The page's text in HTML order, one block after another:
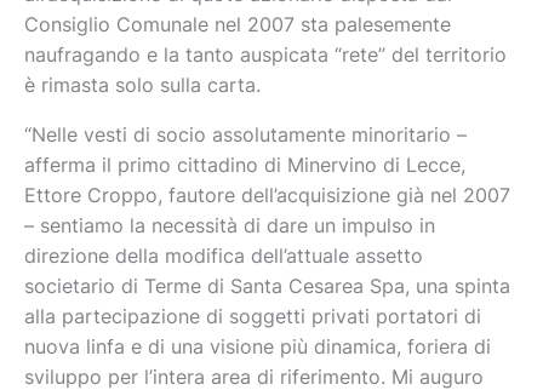
Consiglio Comunale nel 2007 sta palesemente
naufragando e la tanto auspicata “rete” del territorio
è rimasta solo sulla carta.
“Nelle vesti di socio assolutamente minoritario –
afferma il primo cittadino di Minervino di Lecce,
Ettore Croppo, fautore dell’acquisizione già nel 2007
– sentiamo la necessità di dare un impulso in
direzione della modifica dell’attuale assetto
societario di Terme di Santa Cesarea Spa, una spinta
alla partecipazione di soggetti privati portatori di
nuova linfa e di una visione più dinamica, foriera di
sviluppo per l’intera area di riferimento. Mi auguro